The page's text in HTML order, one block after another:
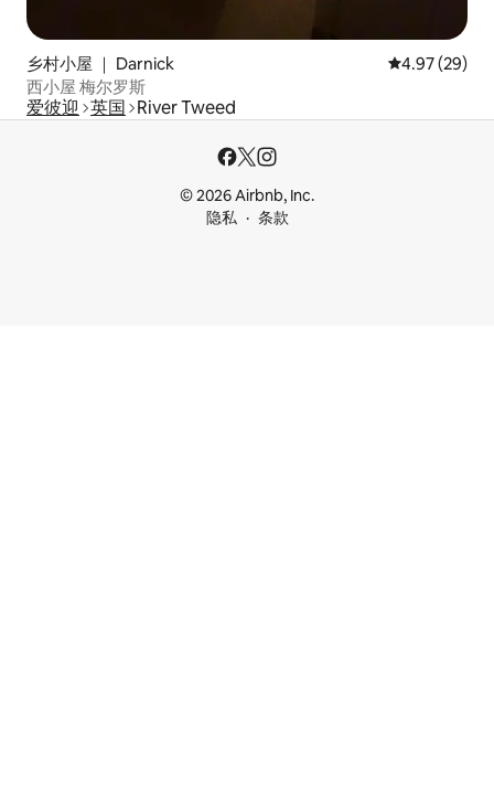
乡村小屋 ｜ Darnick 平均评分
4.97 (29)
西小屋 梅尔罗斯
爱彼迎 英国 River Tweed
© 2026 Airbnb, Inc.
隐私
条款